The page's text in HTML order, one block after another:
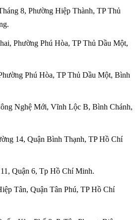
8, Phường Hiệp Thành, TP Thủ
Phường Phú Hòa, TP Thủ Dầu Một,
Phú Hòa, TP Thủ Dầu Một, Bình
Nghệ Mới, Vĩnh Lộc B, Bình Chánh,
14, Quận Bình Thạnh, TP Hồ Chí
Quận 6, Tp Hồ Chí Minh.
Tân, Quận Tân Phú, TP Hồ Chí